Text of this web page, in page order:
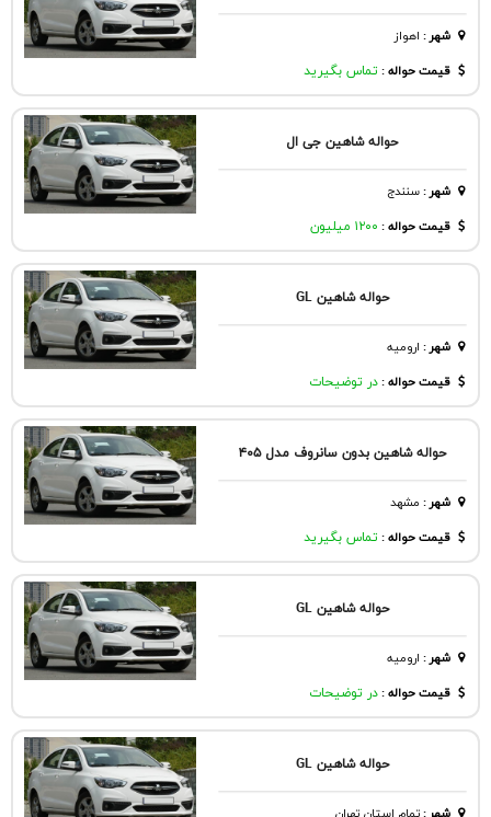
شهر: اهواز
قیمت حواله : تماس بگیرید
حواله شاهین جی ال
شهر:سنندج
قیمت حواله : ۱۲۰۰ میلیون
حواله شاهین GL
شهر: اروميه
قیمت حواله :در توضیحات
حواله شاهین بدون سانروف مدل ۴۰۵
شهر: مشهد
قیمت حواله : تماس بگیرید
حواله شاهین GL
شهر: اروميه
قیمت حواله :در توضیحات
حواله شاهین GL